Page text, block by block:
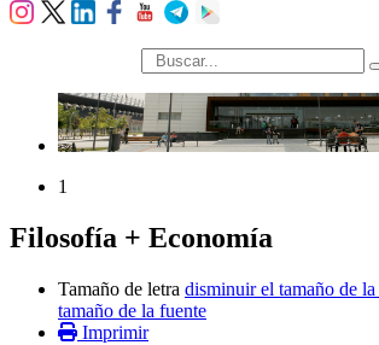
búsqueda
1
Filosofía + Economía
Tamaño de letra disminuir el tamaño de
tamaño de la fuente
Imprimir